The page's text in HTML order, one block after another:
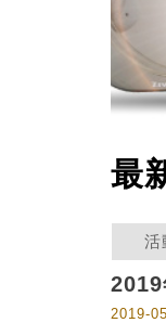
最
活
2019-